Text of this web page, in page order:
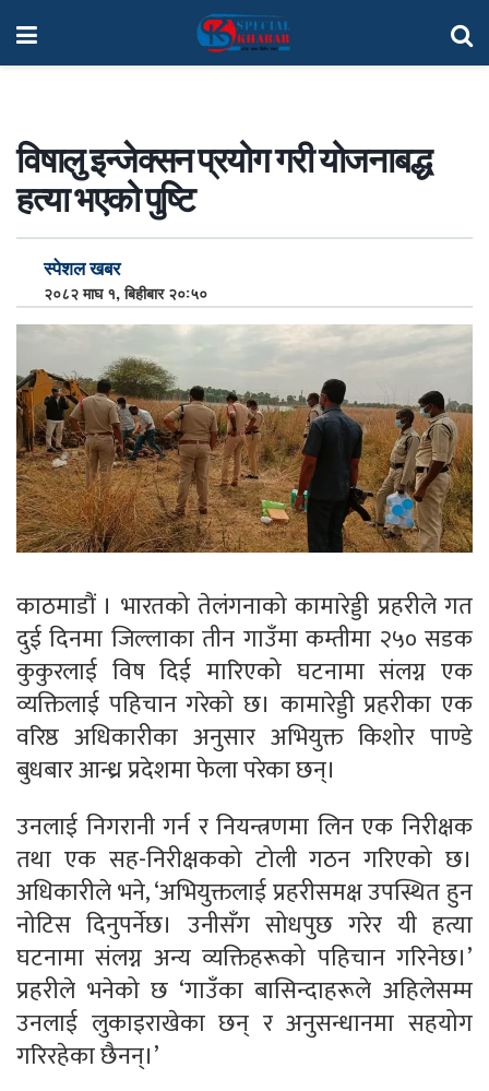
विषालु इन्जेक्सन प्रयोग गरी योजनाबद्ध
हत्या भएको पुष्टि
स्पेशल खबर
२०८२ माघ १, बिहीबार २०:५०
काठमाडौं । भारतको तेलंगनाको कामारेड्डी प्रहरीले गत
दुई दिनमा जिल्लाका तीन गाउँमा कम्तीमा २५० सडक
कुकुरलाई विष दिई मारिएको घटनामा संलग्न एक
व्यक्तिलाई पहिचान गरेको छ। कामारेड्डी प्रहरीका एक
वरिष्ठ अधिकारीका अनुसार अभियुक्त किशोर पाण्डे
बुधबार आन्ध्र प्रदेशमा फेला परेका छन्।
उनलाई निगरानी गर्न र नियन्त्रणमा लिन एक निरीक्षक
तथा एक सह-निरीक्षकको टोली गठन गरिएको छ।
अधिकारीले भने, ‘अभियुक्तलाई प्रहरीसमक्ष उपस्थित हुन
नोटिस दिनुपर्नेछ। उनीसँग सोधपुछ गरेर यी हत्या
घटनामा संलग्न अन्य व्यक्तिहरूको पहिचान गरिनेछ।’
प्रहरीले भनेको छ ‘गाउँका बासिन्दाहरूले अहिलेसम्म
उनलाई लुकाइराखेका छन् र अनुसन्धानमा सहयोग
गरिरहेका छैनन्।’